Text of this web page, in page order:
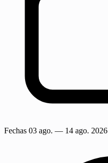
Fechas 03 ago. — 14 ago. 2026